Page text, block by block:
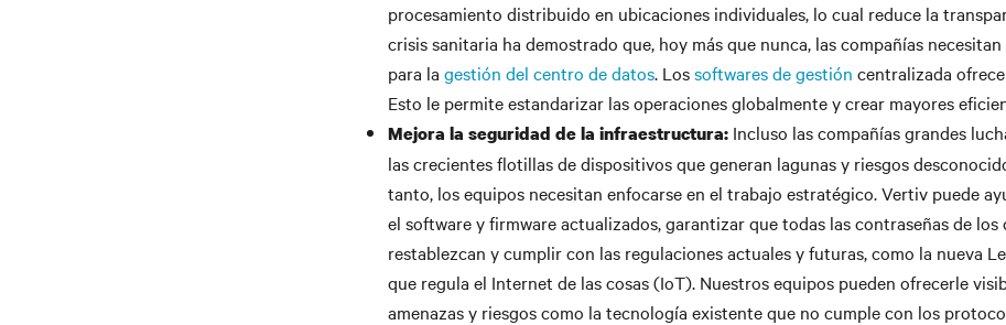
procesamiento distribuido en ubicaciones individuales, lo cual reduce la
crisis sanitaria ha demostrado que, hoy más que nunca, las compañías
para la gestión del centro de datos. Lossoftwares de gestión centralizada
Esto le permite estandarizar las operaciones globalmente y crear mayores
Mejora la seguridad de la infraestructura: Incluso las compañías grandes
las crecientes flotillas de dispositivos que generan lagunas y riesgos
tanto, los equipos necesitan enfocarse en el trabajo estratégico. Vertiv puede
el software y firmware actualizados, garantizar que todas las contraseñas de los
restablezcan y cumplir con las regulaciones actuales y futuras, como la nueva
que regula el Internet de las cosas (IoT). Nuestros equipos pueden ofrecerle
amenazas y riesgos como la tecnología existente que no cumple con los